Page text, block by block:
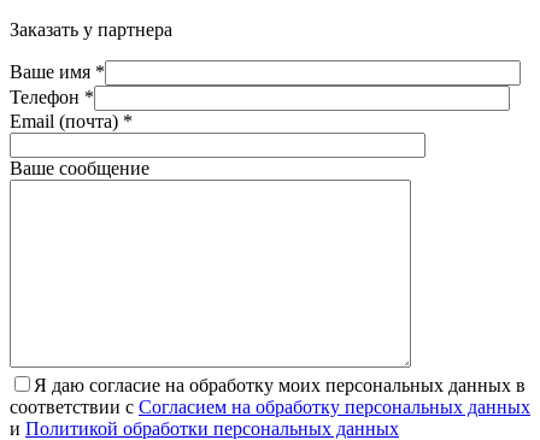
Заказать у партнера
Ваше имя *
Телефон *
Email (почта) *
Ваше сообщение
Я даю согласие на обработку моих персональных данных в
соответствии с Согласием на обработку персональных данных
и Политикой обработки персональных данных